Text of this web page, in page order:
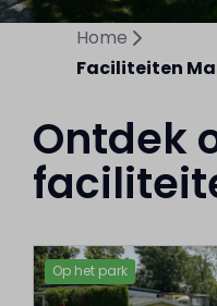
Home
Faciliteiten
Ontdek
Op het park